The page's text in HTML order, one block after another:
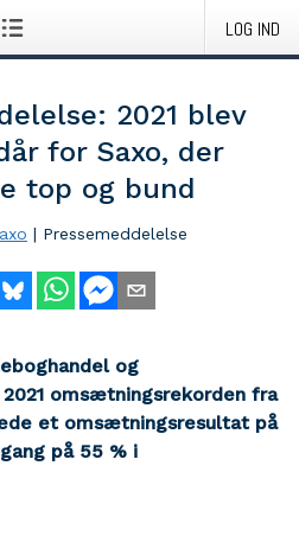
LOG IND
2021 blev
for Saxo, der
top og bund
| Pressemeddelelse
og
omsætningsrekorden fra
et omsætningsresultat på
på 55 % i